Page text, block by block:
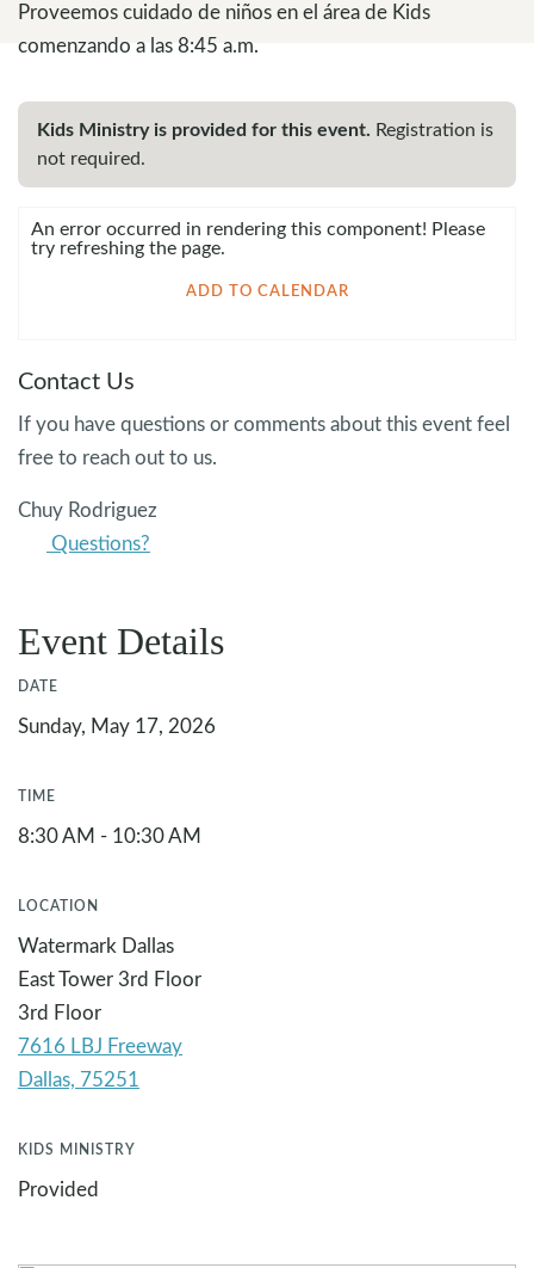
Proveemos cuidado de niños en el área de Kids
comenzando a las 8:45 a.m.
Kids Ministry is provided for this event. Registration is
not required.
An error occurred in rendering this component! Please
try refreshing the page.
ADD TO CALENDAR
Contact Us
If you have questions or comments about this event feel
free to reach out to us.
Chuy Rodriguez
Questions?
Event Details
DATE
Sunday, May 17, 2026
TIME
8:30 AM - 10:30 AM
LOCATION
Watermark Dallas
East Tower 3rd Floor
3rd Floor
7616 LBJ Freeway
KIDS MINISTRY
Provided